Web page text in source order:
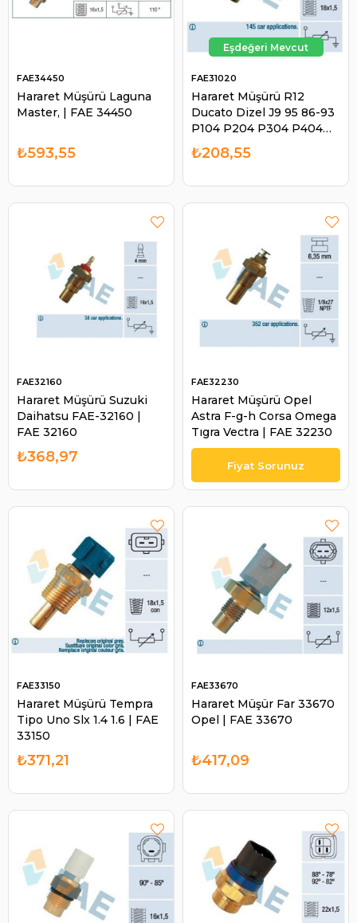
Hararet Müşürü Laguna
Master, | FAE 34450
FAE34450
₺593,55
Hararet Müşürü R12
Ducato Dizel J9 95 86-93
P104 P204 P304 P404
P504 | FAE 31020
FAE31020
₺208,55
Hararet Müşürü Suzuki
Daihatsu FAE-32160 |
FAE 32160
FAE32160
₺368,97
Hararet Müşürü Opel
Astra F-g-h Corsa Omega
Tıgra Vectra | FAE 32230
FAE32230
Hararet Müşürü Tempra
Tipo Uno Slx 1.4 1.6 | FAE
33150
FAE33150
₺371,21
Hararet Müşür Far 33670
Opel | FAE 33670
FAE33670
₺417,09